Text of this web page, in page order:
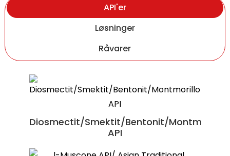
API'er
Løsninger
Råvarer
Diosmectit/Smektit/Bentonit/
API
Ergothionein
Udenatureret type II kollagen (UC II)
danner nye knogler